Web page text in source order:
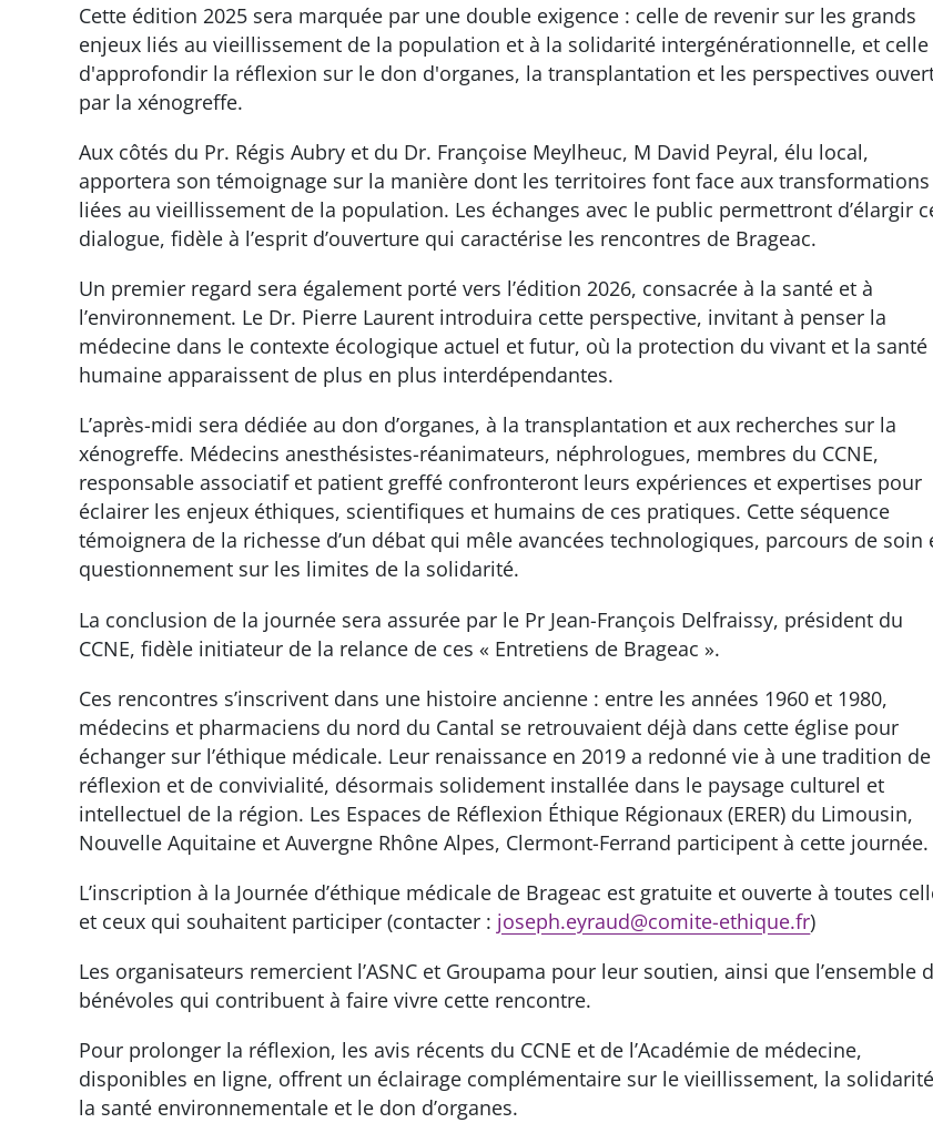
Cette édition 2025 sera marquée par une double exigence : celle de revenir sur les grands
enjeux liés au vieillissement de la population et à la solidarité intergénérationnelle, et celle
d'approfondir la réflexion sur le don d'organes, la transplantation et les perspectives
par la xénogreffe.
Aux côtés du Pr. Régis Aubry et du Dr. Françoise Meylheuc, M David Peyral, élu local,
apportera son témoignage sur la manière dont les territoires font face aux transformations
liées au vieillissement de la population. Les échanges avec le public permettront d’élargir
dialogue, fidèle à l’esprit d’ouverture qui caractérise les rencontres de Brageac.
Un premier regard sera également porté vers l’édition 2026, consacrée à la santé et à
l’environnement. Le Dr. Pierre Laurent introduira cette perspective, invitant à penser la
médecine dans le contexte écologique actuel et futur, où la protection du vivant et la santé
humaine apparaissent de plus en plus interdépendantes.
L’après-midi sera dédiée au don d’organes, à la transplantation et aux recherches sur la
xénogreffe. Médecins anesthésistes-réanimateurs, néphrologues, membres du CCNE,
responsable associatif et patient greffé confronteront leurs expériences et expertises pour
éclairer les enjeux éthiques, scientifiques et humains de ces pratiques. Cette séquence
témoignera de la richesse d’un débat qui mêle avancées technologiques, parcours de soin
questionnement sur les limites de la solidarité.
La conclusion de la journée sera assurée par le Pr Jean-François Delfraissy, président du
CCNE, fidèle initiateur de la relance de ces « Entretiens de Brageac ».
Ces rencontres s’inscrivent dans une histoire ancienne : entre les années 1960 et 1980,
médecins et pharmaciens du nord du Cantal se retrouvaient déjà dans cette église pour
échanger sur l’éthique médicale. Leur renaissance en 2019 a redonné vie à une tradition de
réflexion et de convivialité, désormais solidement installée dans le paysage culturel et
intellectuel de la région. Les Espaces de Réflexion Éthique Régionaux (ERER) du Limousin,
Nouvelle Aquitaine et Auvergne Rhône Alpes, Clermont-Ferrand participent à cette journée.
L’inscription à la Journée d’éthique médicale de Brageac est gratuite et ouverte à toutes
et ceux qui souhaitent participer (contacter : joseph.eyraud@comite-ethique.fr)
Les organisateurs remercient l’ASNC et Groupama pour leur soutien, ainsi que l’ensemble
bénévoles qui contribuent à faire vivre cette rencontre.
Pour prolonger la réflexion, les avis récents du CCNE et de l’Académie de médecine,
disponibles en ligne, offrent un éclairage complémentaire sur le vieillissement, la
la santé environnementale et le don d’organes.